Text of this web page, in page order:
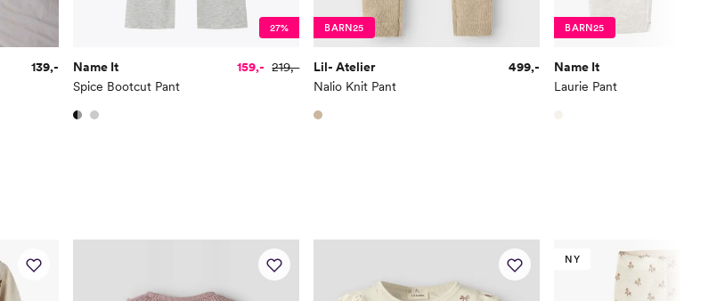
139,-
27%
Name It
Spice Bootcut Pant
159,- 219,-
BARN25
Lil- Atelier
Nalio Knit Pant
499,-
BARN25
Name It
Laurie Pant
NY